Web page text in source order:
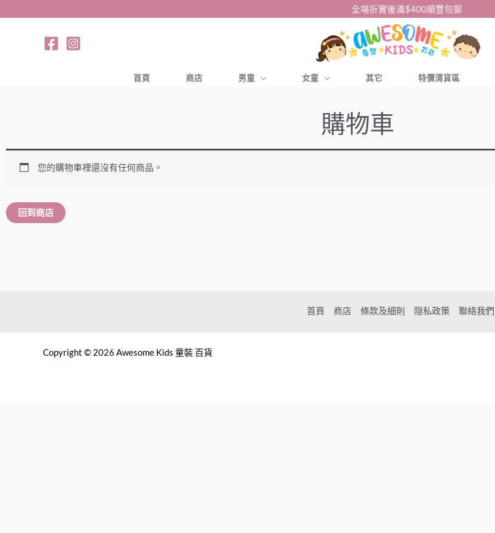
全場折實後滿$400順豐包郵
首頁 商店 男童 女童 其它 特價清貨區
購物車
您的購物車裡還沒有任何商品。
回到商店
首頁 商店 條款及細則 隠私政策 聯絡我們
Copyright © 2026 Awesome Kids 童裝 百貨